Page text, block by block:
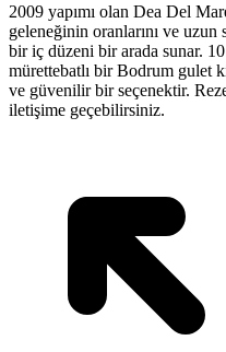
2009 yapımı olan Dea Del
geleneğinin oranlarını ve
bir iç düzeni bir arada sunar.
mürettebatlı bir Bodrum gulet
ve güvenilir bir seçenektir.
iletişime geçebilirsiniz.